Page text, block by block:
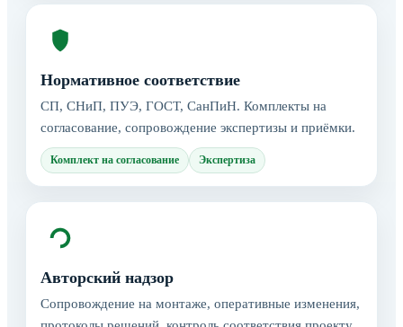
Нормативное соответствие
СП, СНиП, ПУЭ, ГОСТ, СанПиН. Комплекты на
согласование, сопровождение экспертизы и приёмки.
Комплект на согласование Экспертиза
Авторский надзор
Сопровождение на монтаже, оперативные изменения,